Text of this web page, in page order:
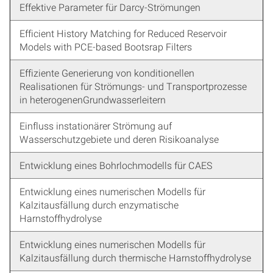
Effektive Parameter für Darcy-Strömungen
Efficient History Matching for Reduced Reservoir
Models with PCE-based Bootsrap Filters
Effiziente Generierung von konditionellen
Realisationen für Strömungs- und Transportprozesse
in heterogenenGrundwasserleitern
Einfluss instationärer Strömung auf
Wasserschutzgebiete und deren Risikoanalyse
Entwicklung eines Bohrlochmodells für CAES
Entwicklung eines numerischen Modells für
Kalzitausfällung durch enzymatische
Harnstoffhydrolyse
Entwicklung eines numerischen Modells für
Kalzitausfällung durch thermische Harnstoffhydrolyse